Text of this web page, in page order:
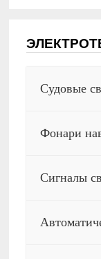
Судовые
Фонари
Сигналы